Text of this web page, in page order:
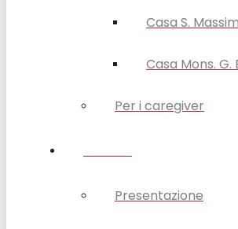
Casa S.
Casa Mons.
Per i caregiver
Presentazione